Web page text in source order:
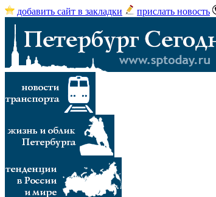
добавить сайт в закладки прислать новость